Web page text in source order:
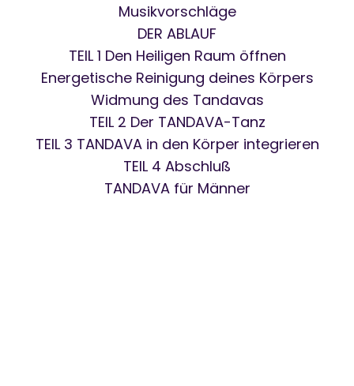
Musikvorschläge
DER ABLAUF
TEIL 1 Den Heiligen Raum öffnen
Energetische Reinigung deines Körpers
Widmung des Tandavas
TEIL 2 Der TANDAVA-Tanz
TEIL 3 TANDAVA in den Körper integrieren
TEIL 4 Abschluß
TANDAVA für Männer